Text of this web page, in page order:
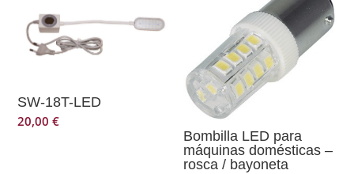
SW-18T-LED
20,00€
Bombilla LED para
máquinas domésticas –
rosca / bayoneta